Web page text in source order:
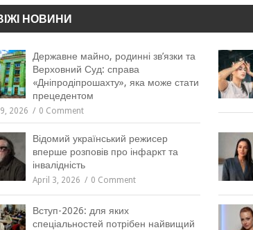
НОВИНИ
Державне майно, родинні зв’язки та
Верховний Суд: справа
«Дніпродіпрошахту», яка може стати
прецедентом
2026 0 Comment
Відомий український режисер
вперше розповів про інфаркт та
інвалідність
April 3, 2026 0 Comment
Вступ-2026: для яких
спеціальностей потрібен найвищий